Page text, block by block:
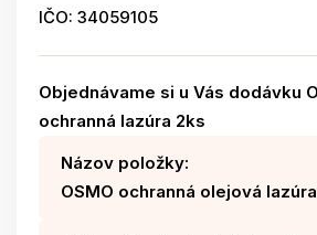
IČO: 34059105
Objednávame si u Vás dodávku
ochranná lazúra 2ks
Názov položky:
OSMO ochranná olejová